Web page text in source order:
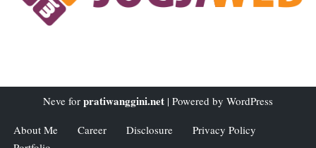
Neve for pratiwanggini.net | Powered by WordPress
About Me Career Disclosure
Privacy Policy